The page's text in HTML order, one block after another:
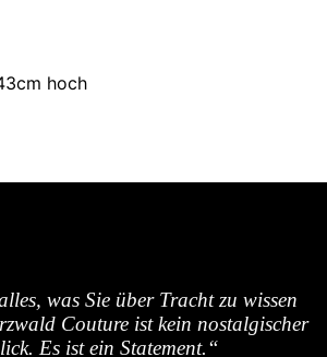
hoch
was Sie über Tracht zu wissen
Couture ist kein nostalgischer
Es ist ein Statement.“